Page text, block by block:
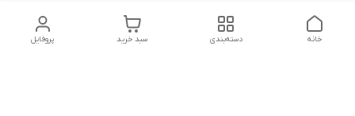
پروفایل سبد خرید دسته‌بندی خانه